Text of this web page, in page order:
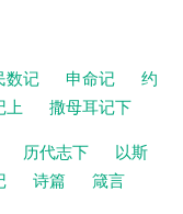
数记 申命记
约
上
撒母耳记下
历代志下
以斯
诗篇
箴言